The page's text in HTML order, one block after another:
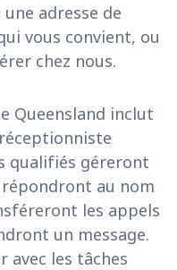
adresse de
vous convient, ou
chez nous.
Queensland inclut
qualifiés géreront
au nom
les appels
un message.
avec les tâches